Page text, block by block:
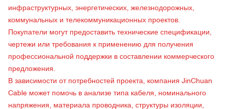
инфраструктурных, энергетических, железнодорожных,
коммунальных и телекоммуникационных проектов.
Покупатели могут предоставить технические спецификации,
чертежи или требования к применению для получения
профессиональной поддержки в составлении коммерческого
предложения.
В зависимости от потребностей проекта, компания JinChuan
Cable может помочь в анализе типа кабеля, номинального
напряжения, материала проводника, структуры изоляции,